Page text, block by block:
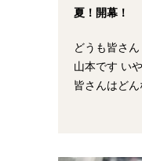
夏！開幕！
どうも皆さ
山本です い
皆さんはどん